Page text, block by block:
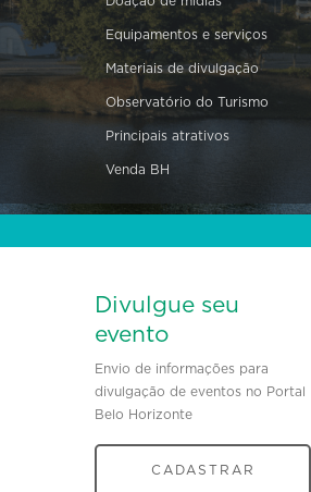
Equipamentos e serviços
Materiais de divulgação
Observatório do Turismo
Principais atrativos
Venda BH
Divulgue seu
evento
Envio de informações para
divulgação de eventos no Portal
Belo Horizonte
CADASTRAR